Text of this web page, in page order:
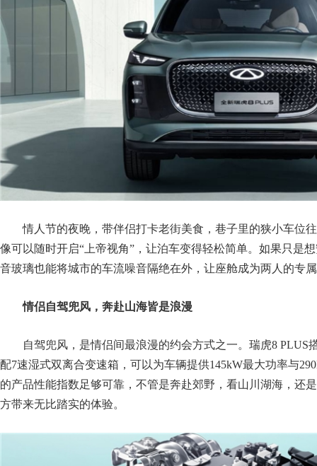
情人节的夜晚，带伴侣打卡老街美食，巷子里的狭小车位
像可以随时开启“上帝视角”，让泊车变得轻松简单。如果只是
音玻璃也能将城市的车流噪音隔绝在外，让座舱成为两人的专
情侣自驾兜风，奔赴山海皆是浪漫
自驾兜风，是情侣间最浪漫的约会方式之一。瑞虎8 PLUS
配7速湿式双离合变速箱，可以为车辆提供145kW最大功率与
的产品性能指数足够可靠，不管是奔赴郊野，看山川湖海，还
方带来无比踏实的体验。